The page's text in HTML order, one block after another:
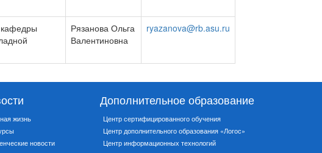
Рязанова Ольга
Валентиновна
ryazanova@rb.asu.ru
жизнь
новости
Дополнительное образование
Центр сертифицированного обучения
Центр дополнительного образования «Логос»
Центр информационных технологий